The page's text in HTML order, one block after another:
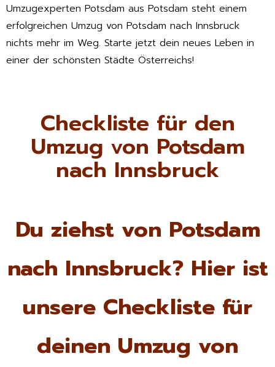
Umzugexperten Potsdam aus Potsdam steht einem
erfolgreichen Umzug von Potsdam nach Innsbruck
nichts mehr im Weg. Starte jetzt dein neues Leben in
einer der schönsten Städte Österreichs!
Checkliste für den
Umzug von Potsdam
nach Innsbruck
Du ziehst von Potsdam
nach Innsbruck? Hier ist
unsere Checkliste für
deinen Umzug von